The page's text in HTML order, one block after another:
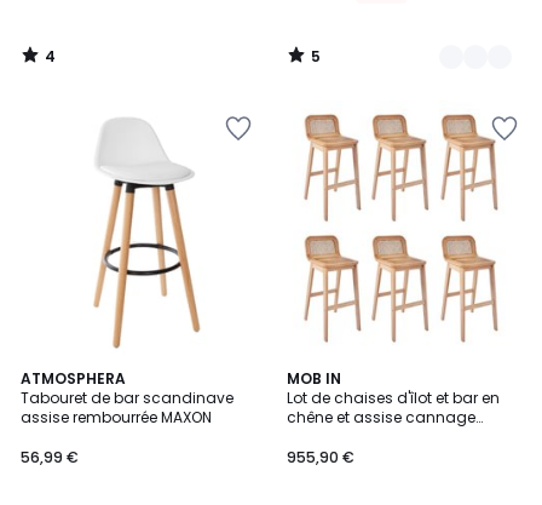
4
/
5
/
ATMOSPHERA
Tabouret de bar scandinave
assise rembourrée MAXON
56,99 €
4,8
/ 5
3
Couleurs
MOB IN
Lot de chaises d'îlot et bar en
chêne et assise cannage
955,90 €